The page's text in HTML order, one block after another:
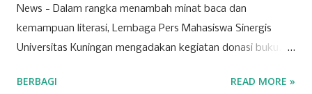
News - Dalam rangka menambah minat baca dan
kemampuan literasi, Lembaga Pers Mahasiswa Sinergis
Universitas Kuningan mengadakan kegiatan donasi buku.
Yatim Dhu'afa Kuningan. Pengumpulan donasi buku
BERBAGI READ MORE »